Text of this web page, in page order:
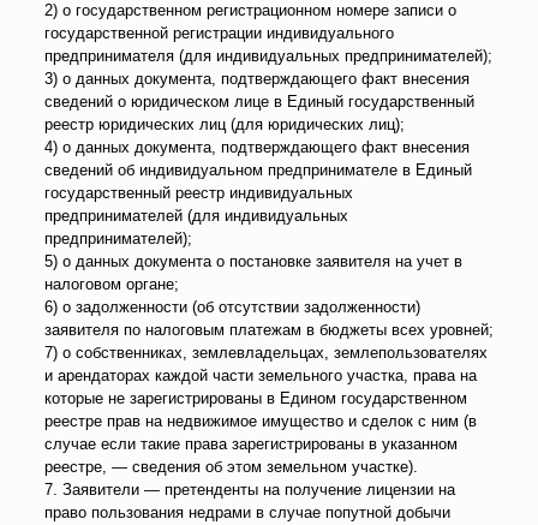
2) о государственном регистрационном номере записи о
государственной регистрации индивидуального
предпринимателя (для индивидуальных предпринимателей);
3) о данных документа, подтверждающего факт внесения
сведений о юридическом лице в Единый государственный
реестр юридических лиц (для юридических лиц);
4) о данных документа, подтверждающего факт внесения
сведений об индивидуальном предпринимателе в Единый
государственный реестр индивидуальных
предпринимателей (для индивидуальных
предпринимателей);
5) о данных документа о постановке заявителя на учет в
налоговом органе;
6) о задолженности (об отсутствии задолженности)
заявителя по налоговым платежам в бюджеты всех уровней;
7) о собственниках, землевладельцах, землепользователях
и арендаторах каждой части земельного участка, права на
которые не зарегистрированы в Едином государственном
реестре прав на недвижимое имущество и сделок с ним (в
случае если такие права зарегистрированы в указанном
реестре, — сведения об этом земельном участке).
7. Заявители — претенденты на получение лицензии на
право пользования недрами в случае попутной добычи